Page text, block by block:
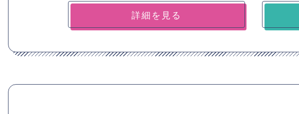
詳細を見る